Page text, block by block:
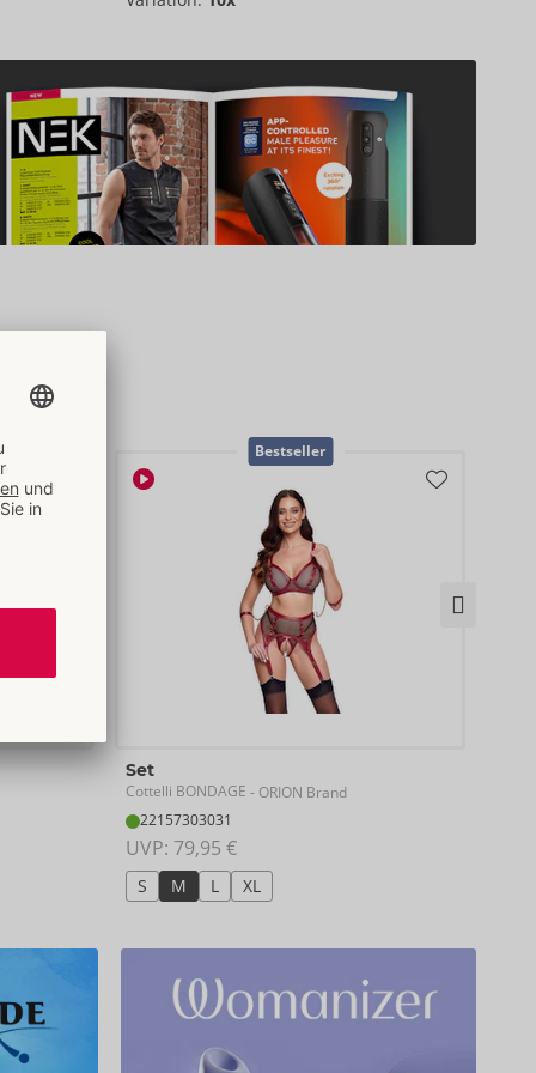
& Media
Bestseller
Set
Cottelli BONDAGE - ORION Brand
22157303031
UVP: 79,95 €
S M L XL